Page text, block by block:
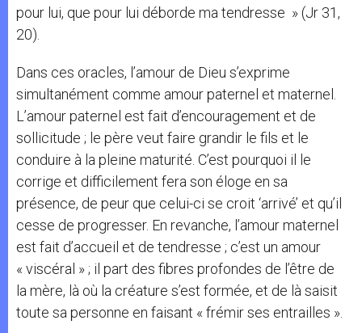
pour lui, que pour lui déborde ma tendresse » (Jr 31,
20).
Dans ces oracles, l’amour de Dieu s’exprime
simultanément comme amour paternel et maternel.
L’amour paternel est fait d’encouragement et de
sollicitude ; le père veut faire grandir le fils et le
conduire à la pleine maturité. C’est pourquoi il le
corrige et difficilement fera son éloge en sa
présence, de peur que celui-ci se croit ‘arrivé’ et qu’il
cesse de progresser. En revanche, l’amour maternel
est fait d’accueil et de tendresse ; c’est un amour
« viscéral » ; il part des fibres profondes de l’être de
la mère, là où la créature s’est formée, et de là saisit
toute sa personne en faisant « frémir ses entrailles ».